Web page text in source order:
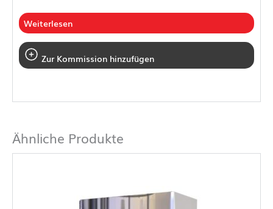
Weiterlesen
Zur Kommission hinzufügen
Ähnliche Produkte